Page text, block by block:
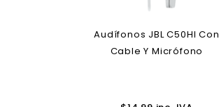
Audífonos JBL C50HI Con
Cable Y Micrófono